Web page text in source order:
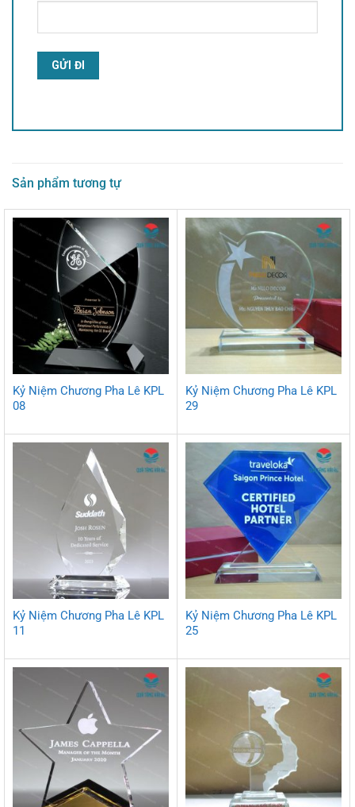
Sản phẩm tương tự
Kỷ Niệm Chương Pha Lê KPL
08
Kỷ Niệm Chương Pha Lê KPL
29
Kỷ Niệm Chương Pha Lê KPL
11
Kỷ Niệm Chương Pha Lê KPL
25